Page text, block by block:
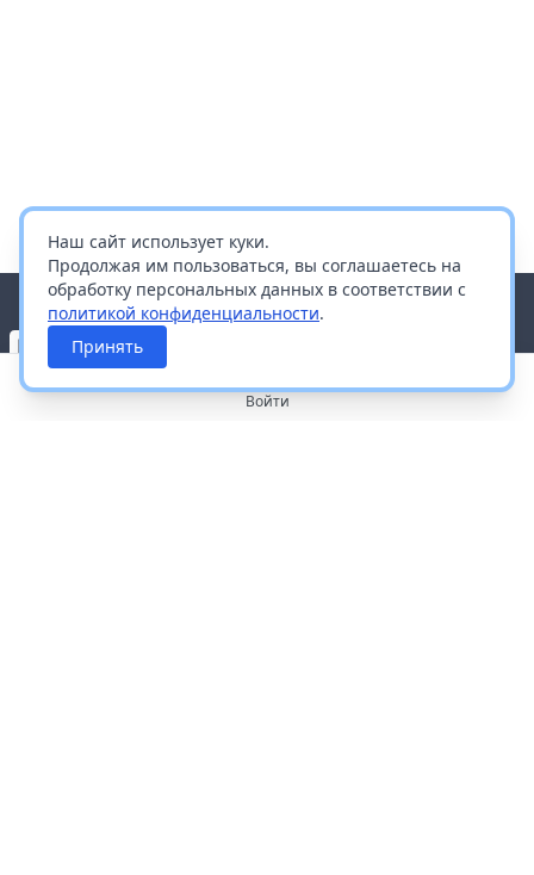
Наш сайт использует куки.
Продолжая им пользоваться, вы соглашаетесь на
обработку персональных данных в соответствии с
политикой конфиденциальности.
Принять
Войти